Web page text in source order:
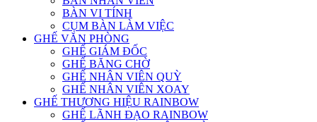
BÀN VI TÍNH
CỤM BÀN LÀM VIỆC
GHẾ VĂN PHÒNG
GHẾ GIÁM ĐỐC
GHẾ BĂNG CHỜ
GHẾ NHÂN VIÊN QUỲ
GHẾ NHÂN VIÊN XOAY
GHẾ THƯƠNG HIỆU RAINBOW
GHẾ LÃNH ĐẠO RAINBOW